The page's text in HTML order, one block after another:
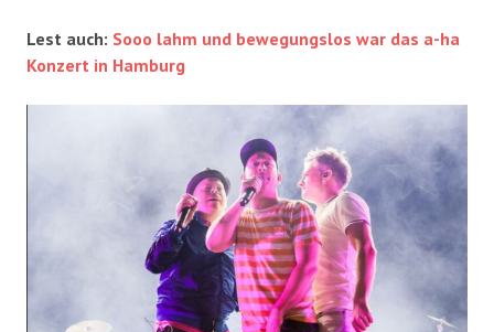
Lest auch: Sooo lahm und bewegungslos war das a-ha
Konzert in Hamburg